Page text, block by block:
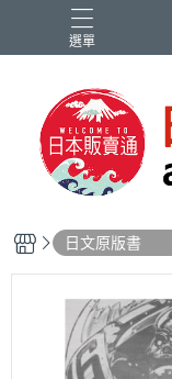
選單
Ado IDOLiSH7
日文原版書